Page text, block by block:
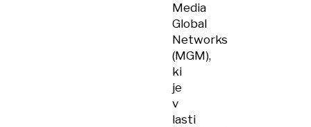
Media
Global
Networks
(MGM),
ki
je
v
lasti